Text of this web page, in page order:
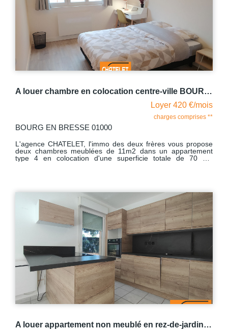
de la toiture ont été votés ce qui ne pourra qu'être source de
confort. Libre au 23 Octobre 2026
A louer chambre en colocation centre-ville BOURG EN BRESSE avec balcon et bûcher
Loyer 420 €/mois
charges comprises **
BOURG EN BRESSE 01000
L'agence CHATELET, l'immo des deux frères vous propose
deux chambres meublées de 11m2 dans un appartement
type 4 en colocation d'une superficie totale de 70 m2
avec lave-linge et un W.C indépendant. Il dispose également
d'un balcon agrémenté d'une tendue motorisée et d'un
bucher idéal pour entreposer des vélos. Les charges
forfaitaires comprennent : le chauffage, l'eau chaude et l'eau
froide, l'électricité, l'abonnement Internet et la taxe ordures
ménagères. L'une des chambres est disponible et la
deuxième se libère le 09/09/2026.
A louer appartement non meublé en rez-de-jardin Bourg-en-Bresse 3 pièce(s) 67.93 m2 proche Intermarché avec garage